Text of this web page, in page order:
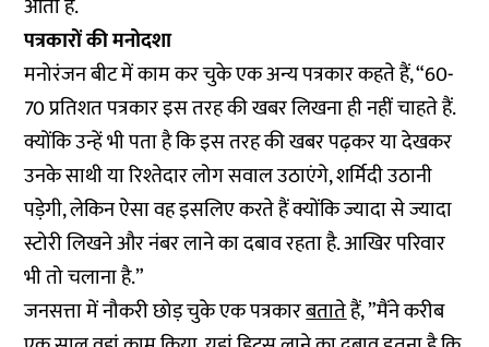
आता है.
पत्रकारों की मनोदशा
मनोरंजन बीट में काम कर चुके एक अन्य पत्रकार कहते हैं, “60-
70 प्रतिशत पत्रकार इस तरह की खबर लिखना ही नहीं चाहते हैं.
क्योंकि उन्हें भी पता है कि इस तरह की खबर पढ़कर या देखकर
उनके साथी या रिश्तेदार लोग सवाल उठाएंगे, शर्मिदी उठानी
पड़ेगी, लेकिन ऐसा वह इसलिए करते हैं क्योंकि ज्यादा से ज्यादा
स्टोरी लिखने और नंबर लाने का दबाव रहता है. आखिर परिवार
भी तो चलाना है.”
जनसत्ता में नौकरी छोड़ चुके एक पत्रकारबतातेहैं, ”मैंने करीब